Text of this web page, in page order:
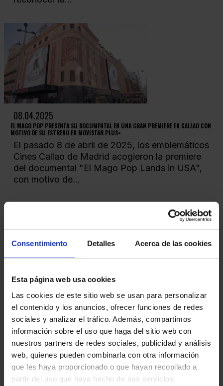
Consentimiento Detalles Acerca de las cookies
Esta página web usa cookies
Las cookies de este sitio web se usan para personalizar
el contenido y los anuncios, ofrecer funciones de redes
sociales y analizar el tráfico. Además, compartimos
información sobre el uso que haga del sitio web con
nuestros partners de redes sociales, publicidad y análisis
web, quienes pueden combinarla con otra información
que les haya proporcionado o que hayan recopilado a
partir del uso que haya hecho de sus servicios.
08.04.2025
EL MAGO POP PRESENTA SU DOCUMENTAL EN UNA GRAN PREMIERE EN CALLAO CON
MOTIVO DE SU ESTRENO EN MOVISTAR PLUS+
El pasado 8 de abril de 2025, los emblemáticos
Cines Callao de Madrid acogieron la premiere
del documental "El Mago Pop Lands in USA",
con motivo de...
10.02.2025
ANTONIO DÍAZ CELEBRA LOS 3 MILLONES DE ESPECTADORES DE “NADA ES
IMPOSIBLE” EN UNA NOCHE INOLVIDABLE EN MADRID
El pasado 10 de febrero de 2025, El Mago Pop
celebró un hito sin precedentes: los 3 millones
de espectadores de su espectáculo “Nada es...